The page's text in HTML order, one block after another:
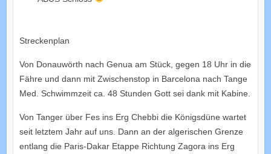
Streckenplan
Von Donauwörth nach Genua am Stück, gegen 18 Uhr in die
Fähre und dann mit Zwischenstop in Barcelona nach Tange
Med. Schwimmzeit ca. 48 Stunden Gott sei dank mit Kabine.
Von Tanger über Fes ins Erg Chebbi die Königsdüne wartet
seit letztem Jahr auf uns. Dann an der algerischen Grenze
entlang die Paris-Dakar Etappe Richtung Zagora ins Erg